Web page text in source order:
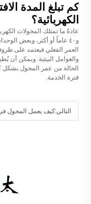
كم تبلغ المدة
الكهربائية؟
العمر الفعلي فيعتمد على
والعوامل البيئية. ويمكن أن
الحالة من عمر المحول بشكل
فترة الخدمة.
التالي:كيف يعمل المحول في